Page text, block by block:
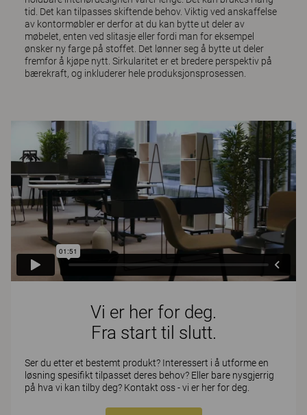
tid. Det kan tilpasses skiftende behov. Viktig ved anskaffelse
av kontormøbler er derfor at du kan bytte ut deler av
møbelet, enten ved slitasje eller fordi man for eksempel
ønsker ny farge på stoffet. Det lønner seg å bytte ut deler
fremfor å kjøpe nytt. Sirkularitet er et bredere perspektiv på
bærekraft, og inkluderer hele produksjonsprosessen.
Vi er her for deg.
Fra start til slutt.
Ser du etter et bestemt produkt? Interessert i å utforme en
løsning spesifikt tilpasset deres behov? Eller bare nysgjerrig
på hva vi kan tilby deg? Kontakt oss - vi er her for deg.